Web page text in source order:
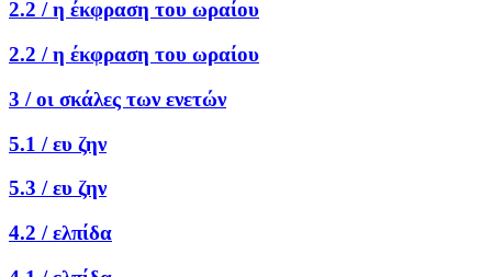
2.2 /η έκφραση του ωραίου
2.2 /η έκφραση του ωραίου
3 /οι σκάλες των ενετών
5.1 /ευ ζην
5.3 /ευ ζην
4.2 /ελπίδα